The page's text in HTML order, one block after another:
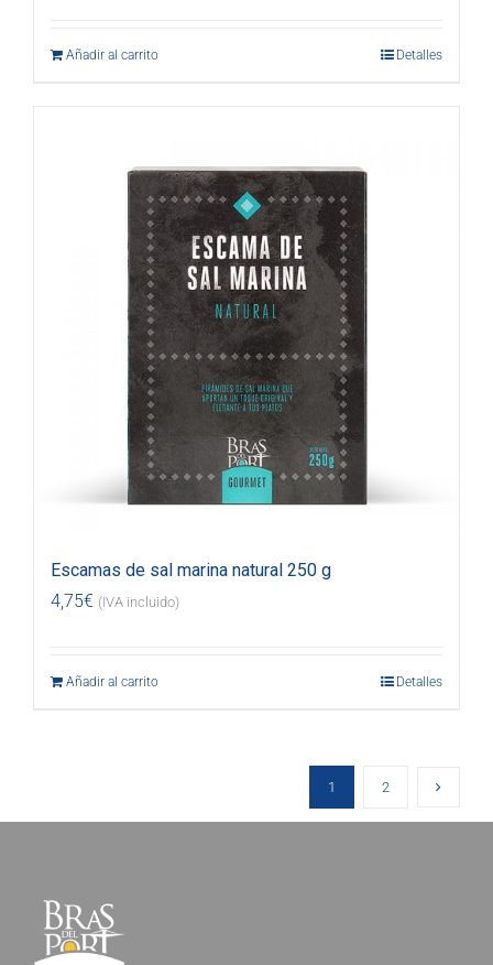
Añadir al carrito Detalles
Escamas de sal marina natural 250 g
4,75€ (IVA incluido)
Añadir al carrito Detalles
1 2